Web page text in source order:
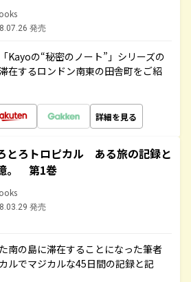
発売
Kayoの“秘密のノート”」シリーズの
在するロンドン南東の田舎町をご紹
詳細を見る
とろトロピカル ある旅の記録と
。 第1巻
発売
南の島に滞在することになった筆者
ルでマジカルな45日間の記録と記